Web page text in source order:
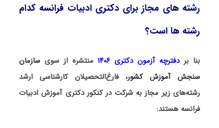
رشته های مجاز برای دکتری ادبیات فرانسه کدام
رشته ها است؟
بنا بردفترچه آزمون دکتری ۱۴۰۶ منتشره از سویسازمان
سنجش آموزش کشور، فارغ‌التحصیلان کارشناسی ارشد
رشته‌های زیر مجاز به شرکت در کنکور دکتری آموزش ادبیات
فرانسه هستند: